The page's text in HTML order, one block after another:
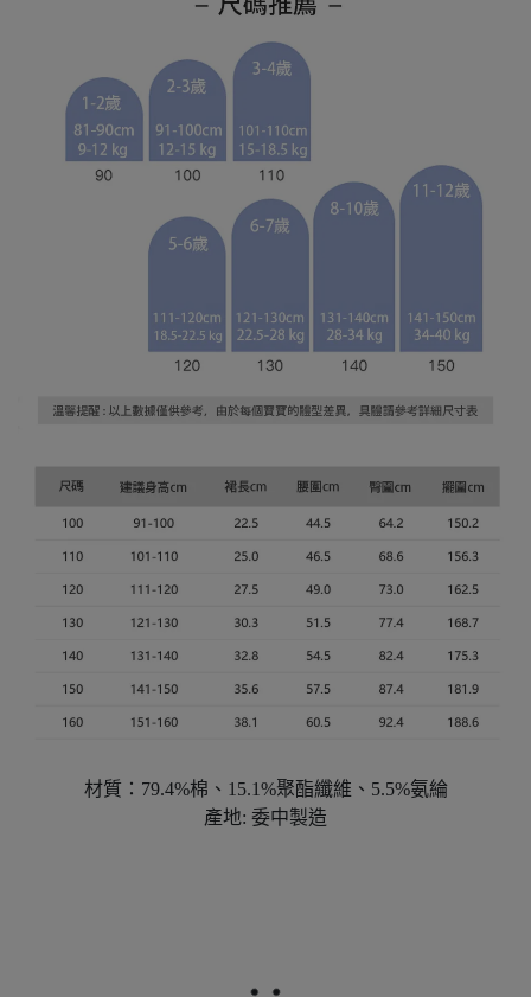
材質：79.4%棉、15.1%聚酯纖維、5.5%氨綸
產地: 委中製造